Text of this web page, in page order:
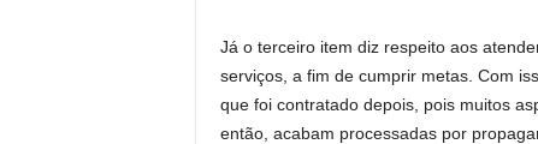
Já o terceiro item diz respeito aos
serviços, a fim de cumprir metas. Com
que foi contratado depois, pois muitos
então, acabam processadas por